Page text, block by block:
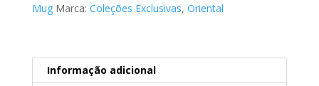
Mug Marca: Coleções Exclusivas, Oriental
Informação adicional